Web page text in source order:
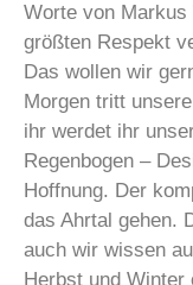
Worte von
größten Respekt
Das wollen wir
Morgen tritt
ihr werdet ihr
Regenbogen –
Hoffnung. Der
das Ahrtal gehen.
auch wir wissen
Herbst und Winter